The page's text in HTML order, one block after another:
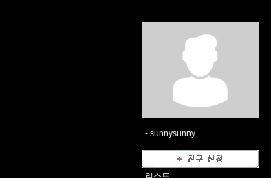
- sunnysunny
리스트